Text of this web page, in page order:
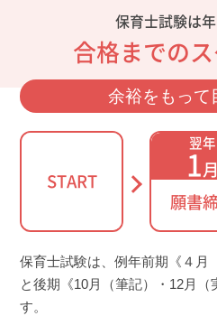
保育士試験は
合格までの
余裕をもって
START
翌年
1月
願書
保育士試験は、例年前期《４月
と後期《10月（筆記）・12月（
す。